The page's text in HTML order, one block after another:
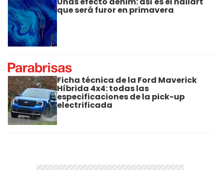
que será furor en primavera
Ficha técnica de la Ford Maverick
Híbrida 4x4: todas las
especificaciones de la pick-up
electrificada